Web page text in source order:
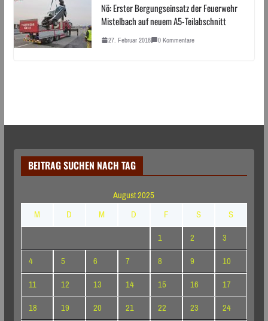
Nö: Erster Bergungseinsatz der Feuerwehr
Mistelbach auf neuem A5-Teilabschnitt
27. Februar 2018 0 Kommentare
BEITRAG SUCHEN NACH TAG
August 2025
M
D M D F S
S
1
2
3
4
5 6 7 8 9
10
11
12 13 14 15 16
17
18
19 20 21 22 23
24